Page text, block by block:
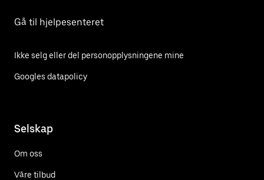
Gå til hjelpesenteret
Ikke selg eller del personopplysningene mine
Googles datapolicy
Selskap
Om oss
Våre tilbud